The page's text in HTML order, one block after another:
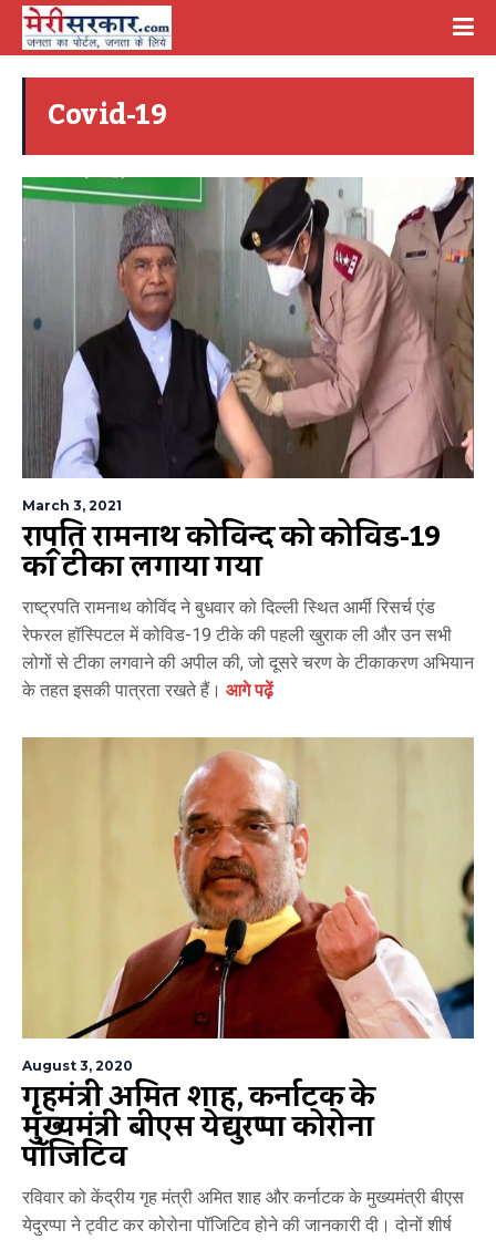
Covid-19
March 3, 2021
राष्ट्रपति रामनाथ कोविन्द को कोविड-19
का टीका लगाया गया
राष्ट्रपति रामनाथ कोविंद ने बुधवार को दिल्ली स्थित आर्मी रिसर्च एंड
रेफरल हॉस्पिटल में कोविड-19 टीके की पहली खुराक ली और उन सभी
लोगों से टीका लगवाने की अपील की, जो दूसरे चरण के टीकाकरण अभियान
के तहत इसकी पात्रता रखते हैं। आगे पढ़ें
August 3, 2020
गृहमंत्री अमित शाह, कर्नाटक के
मुख्यमंत्री बीएस येद्युरप्पा कोरोना
पॉजिटिव
रविवार को केंद्रीय गृह मंत्री अमित शाह और कर्नाटक के मुख्यमंत्री बीएस
येदुरप्पा ने ट्वीट कर कोरोना पॉजिटिव होने की जानकारी दी। दोनों शीर्ष